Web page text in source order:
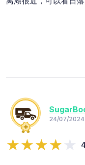
24/07/2024